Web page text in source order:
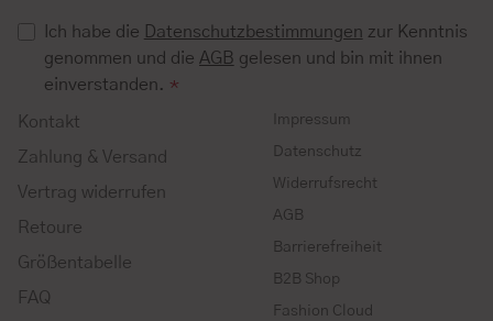
Ich habe die Datenschutzbestimmungen zur Kenntnis
genommen und die AGB gelesen und bin mit ihnen
einverstanden. *
Kontakt
Zahlung & Versand
Vertrag widerrufen
Retoure
Größentabelle
FAQ
Impressum
Datenschutz
Widerrufsrecht
AGB
Barrierefreiheit
B2B Shop
Fashion Cloud